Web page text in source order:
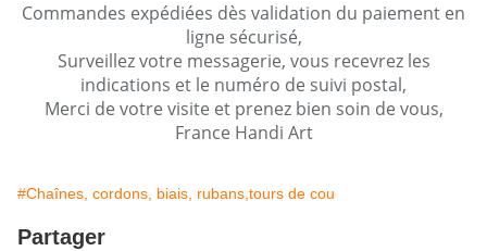
Commandes expédiées dès validation du paiement en
ligne sécurisé,
Surveillez votre messagerie, vous recevrez les
indications et le numéro de suivi postal,
Merci de votre visite et prenez bien soin de vous,
France Handi Art
#Chaînes, cordons, biais, rubans,tours de cou
Partager